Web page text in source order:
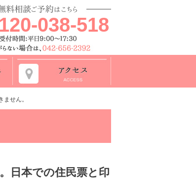
038-518
せん。
日本での住民票と印